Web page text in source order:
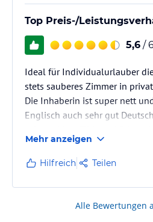
Top Preis-/
5,6 /
Ideal für Individualurlauber
stets sauberes Zimmer in
Die Inhaberin ist super nett
Englisch auch sehr gut
zweites mal für 2 Wochen in
Mofa leiht man sich bei der
beste Möglichkeit die
defensives Fahren ist ein
Mehr anzeigen
Hilfreich Teilen
Alle Bewertungen